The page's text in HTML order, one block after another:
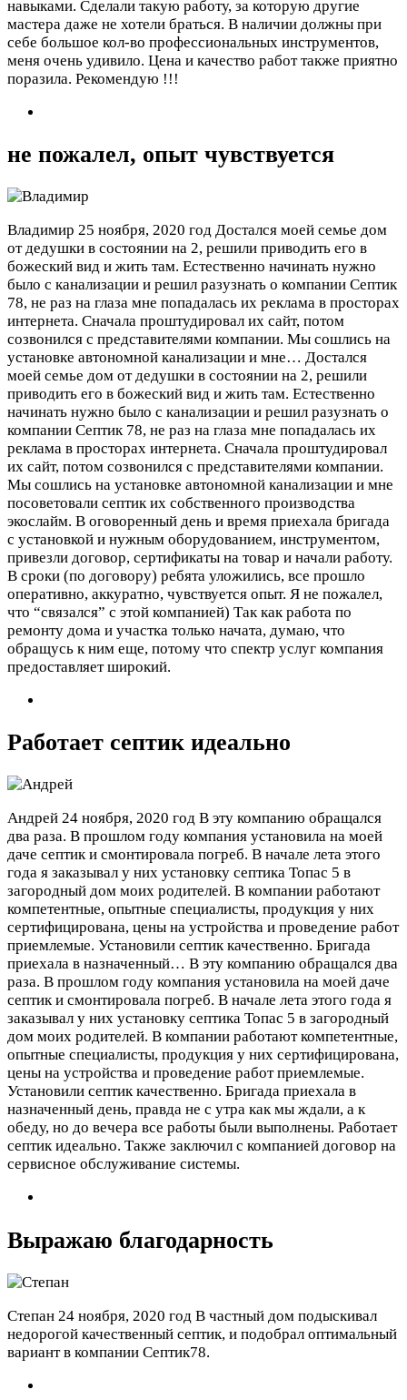
навыками. Сделали такую работу, за которую другие
мастера даже не хотели браться. В наличии должны при
себе большое кол-во профессиональных инструментов,
меня очень удивило. Цена и качество работ также приятно
поразила. Рекомендую !!!
не пожалел, опыт чувствуется
Владимир 25 ноября, 2020 год Достался моей семье дом
от дедушки в состоянии на 2, решили приводить его в
божеский вид и жить там. Естественно начинать нужно
было с канализации и решил разузнать о компании Септик
78, не раз на глаза мне попадалась их реклама в просторах
интернета. Сначала проштудировал их сайт, потом
созвонился с представителями компании. Мы сошлись на
установке автономной канализации и мне… Достался
моей семье дом от дедушки в состоянии на 2, решили
приводить его в божеский вид и жить там. Естественно
начинать нужно было с канализации и решил разузнать о
компании Септик 78, не раз на глаза мне попадалась их
реклама в просторах интернета. Сначала проштудировал
их сайт, потом созвонился с представителями компании.
Мы сошлись на установке автономной канализации и мне
посоветовали септик их собственного производства
экослайм. В оговоренный день и время приехала бригада
с установкой и нужным оборудованием, инструментом,
привезли договор, сертификаты на товар и начали работу.
В сроки (по договору) ребята уложились, все прошло
оперативно, аккуратно, чувствуется опыт. Я не пожалел,
что “связался” с этой компанией) Так как работа по
ремонту дома и участка только начата, думаю, что
обращусь к ним еще, потому что спектр услуг компания
предоставляет широкий.
Работает септик идеально
Андрей 24 ноября, 2020 год В эту компанию обращался
два раза. В прошлом году компания установила на моей
даче септик и смонтировала погреб. В начале лета этого
года я заказывал у них установку септика Топас 5 в
загородный дом моих родителей. В компании работают
компетентные, опытные специалисты, продукция у них
сертифицирована, цены на устройства и проведение работ
приемлемые. Установили септик качественно. Бригада
приехала в назначенный… В эту компанию обращался два
раза. В прошлом году компания установила на моей даче
септик и смонтировала погреб. В начале лета этого года я
заказывал у них установку септика Топас 5 в загородный
дом моих родителей. В компании работают компетентные,
опытные специалисты, продукция у них сертифицирована,
цены на устройства и проведение работ приемлемые.
Установили септик качественно. Бригада приехала в
назначенный день, правда не с утра как мы ждали, а к
обеду, но до вечера все работы были выполнены. Работает
септик идеально. Также заключил с компанией договор на
сервисное обслуживание системы.
Выражаю благодарность
Степан 24 ноября, 2020 год В частный дом подыскивал
недорогой качественный септик, и подобрал оптимальный
вариант в компании Септик78.